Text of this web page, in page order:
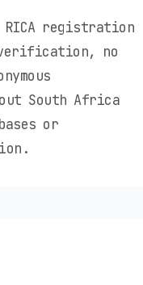
RICA registration
no
South Africa
or